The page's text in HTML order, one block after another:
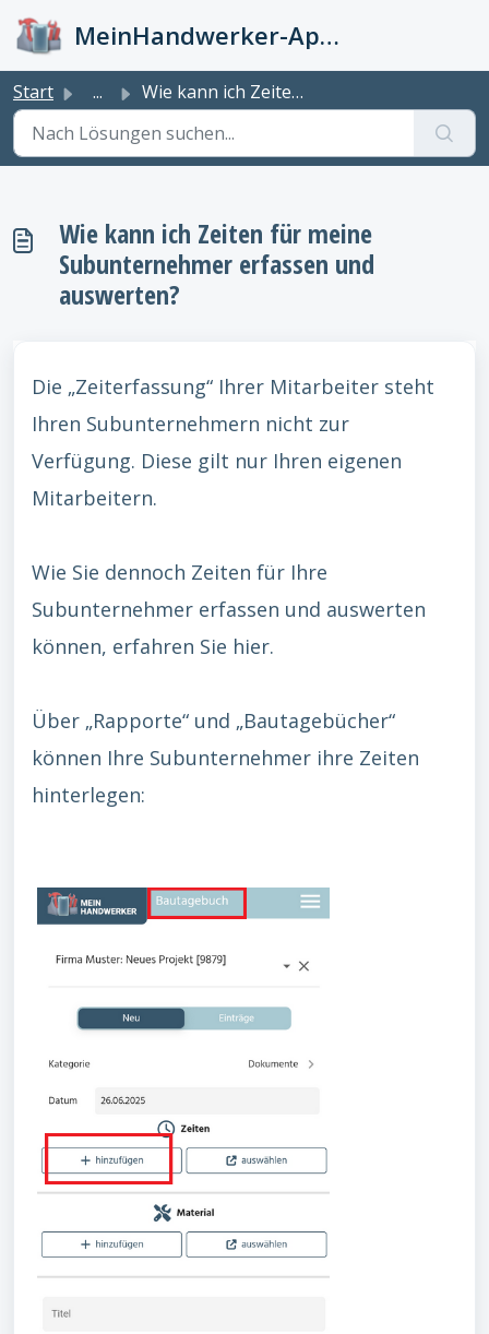
MeinHandwerker-App Info-Kiste
Start ... Wie kann ich Zeiten für meine Subunternehmer erfassen und...
Wie kann ich Zeiten für meine
Subunternehmer erfassen und
auswerten?
Die „Zeiterfassung“ Ihrer Mitarbeiter steht
Ihren Subunternehmern nicht zur
Verfügung. Diese gilt nur Ihren eigenen
Mitarbeitern.
Wie Sie dennoch Zeiten für Ihre
Subunternehmer erfassen und auswerten
können, erfahren Sie hier.
Über „Rapporte“ und „Bautagebücher“
können Ihre Subunternehmer ihre Zeiten
hinterlegen: